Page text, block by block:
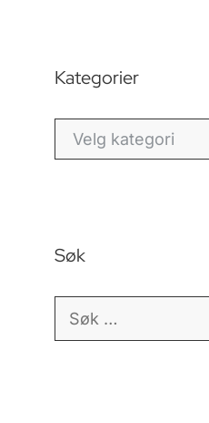
Kategorier
Kategorier
Søk
Søk